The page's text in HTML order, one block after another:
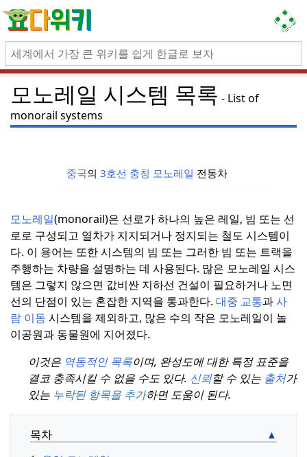
모노레일 시스템 목록
List of
monorail systems
중국의 3호선 충칭 모노레일 전동차
모노레일(monorail)은 선로가 하나의 높은 레일, 빔 또는 선
로로 구성되고 열차가 지지되거나 정지되는 철도 시스템이
다. 이 용어는 또한 시스템의 빔 또는 그러한 빔 또는 트랙을
주행하는 차량을 설명하는 데 사용된다. 많은 모노레일 시스
템은 그렇지 않으면 값비싼 지하선 건설이 필요하거나 노면
선의 단점이 있는 혼잡한 지역을 통과한다. 대중 교통과사
람 이동 시스템을 제외하고, 많은 수의 작은 모노레일이 놀
이공원과 동물원에 지어졌다.
이것은 역동적인 목록이며, 완성도에 대한 특정 표준을
결코 충족시킬 수 없을 수도 있다. 신뢰할 수 있는 출처가
있는 누락된 항목을 추가하면 도움이 된다.
목차